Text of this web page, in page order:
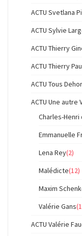
ACTU Svetlana
ACTU Sylvie
ACTU Thierry
ACTU Thierry
ACTU Tous
ACTU Une autre
Charles-Henri
Emmanuelle
Lena Rey(2)
Malédicte(12)
Maxim
Valérie Gans
ACTU Valérie